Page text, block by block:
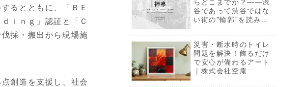
るとともに、「ＢＥ
ｉｎｇ」認証と「Ｃ
採・搬出から現場施
創造を支援し、社会
らどこまでか？――渋
谷であって渋谷ではな
い街の”輪郭”を読み解
災害・断水時のトイレ
問題を解決！飾るだけ
で安心が備わるアート
｜株式会社空庵